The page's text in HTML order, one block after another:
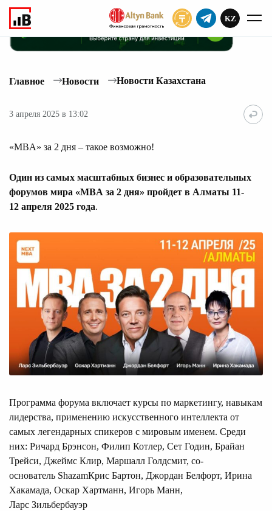
KZ
Главное Новости Новости Казахстана
3 апреля 2025 в 13:02
«MBA» за 2 дня – такое возможно!
Один из самых масштабных бизнес и образовательных
форумов мира «MBA за 2 дня» пройдет в Алматы 11-
12 апреля 2025 года.
Программа форума включает курсы по маркетингу, навыкам
лидерства, применению искусственного интеллекта от
самых легендарных спикеров с мировым именем. Среди
них: Ричард Брэнсон, Филип Котлер, Сет Годин, Брайан
Трейси, Джеймс Клир, Маршалл Голдсмит, со-
основатель ShazamКрис Бартон, Джордан Белфорт, Ирина
Хакамада, Оскар Хартманн, Игорь Манн,
Ларс Зильбербауэр